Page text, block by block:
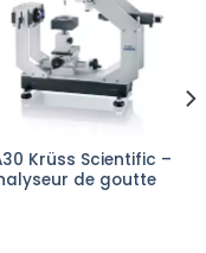
Ajouter
à la liste
d’envies
Krüss Scientific –
de goutte